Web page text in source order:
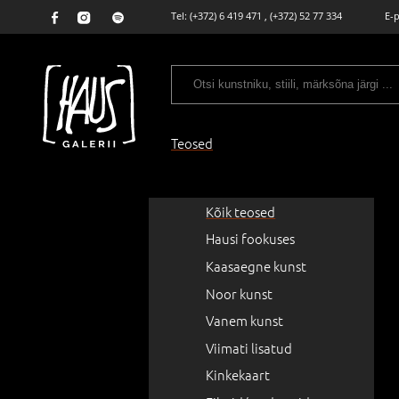
Tel: (+372) 6 419 471 , (+372) 52 77 334 E-
Teosed
Kõik teosed
Hausi fookuses
Kaasaegne kunst
Noor kunst
Vanem kunst
Viimati lisatud
Kinkekaart